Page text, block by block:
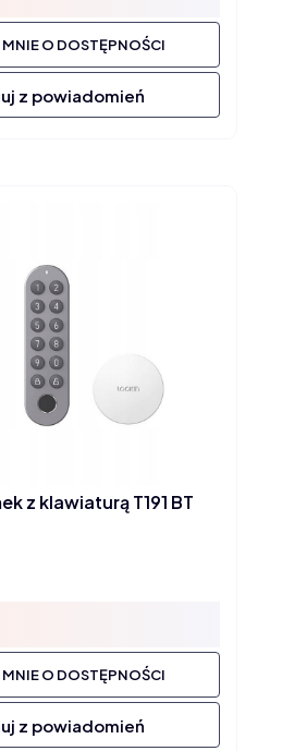
O DOSTĘPNOŚCI
z powiadomień
z klawiaturą T191 BT
O DOSTĘPNOŚCI
z powiadomień